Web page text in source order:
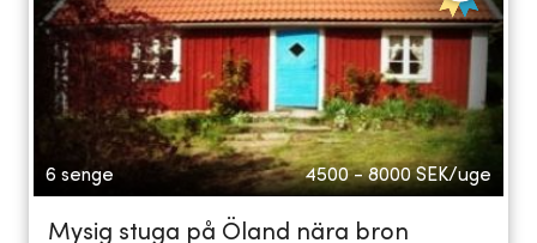
6 senge 4500 - 8000 SEK/uge
Mysig stuga på Öland nära bron